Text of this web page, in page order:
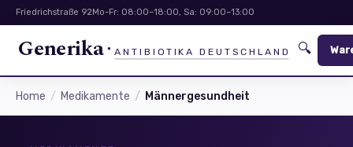
Friedrichstraße 92Mo-Fr: 08:00–18:00, Sa: 09:00–13:00
Generika ANTIBIOTIKA DEUTSCHLAND 🔍
Home Medikamente Männergesundheit